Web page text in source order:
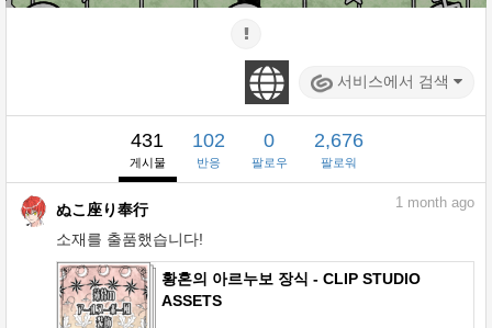
서비스에서 검색
431
게시물
102
반응
0
팔로우
2,676
팔로워
ぬこ座り奉行
소재를 출품했습니다!
1 month ago
황혼의 아르누보 장식 - CLIP STUDIO
ASSETS